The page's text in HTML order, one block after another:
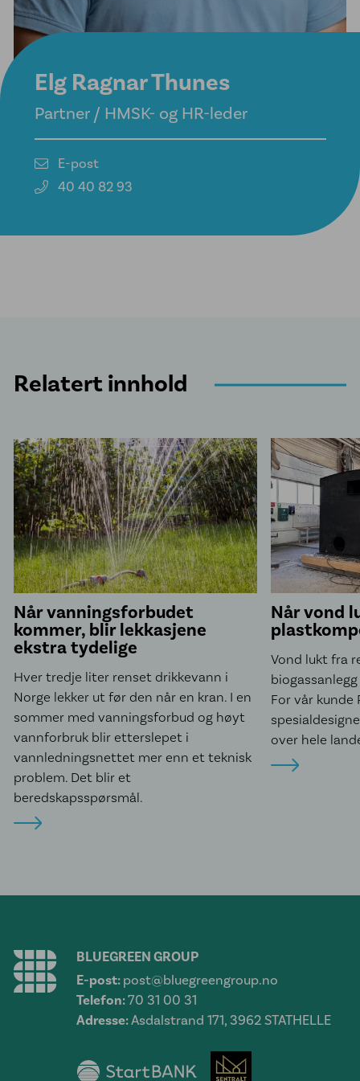
Elg Ragnar Thunes
Partner / HMSK- og HR-leder
E-post
40 40 82 93
Relatert innhold
Når vanningsforbudet
kommer, blir lekkasjene
ekstra tydelige
Hver tredje liter renset drikkevann i
Norge lekker ut før den når en kran. I en
sommer med vanningsforbud og høyt
vannforbruk blir etterslepet i
vannledningsnettet mer enn et teknisk
problem. Det blir et
beredskapsspørsmål.
Når vond
Vond lukt fra
For vår kunde
over hele
BLUEGREEN GROUP
E-post: post@bluegreengroup.no
Telefon:70 31 00 31
Adresse:Asdalstrand 171, 3962 STATHELLE